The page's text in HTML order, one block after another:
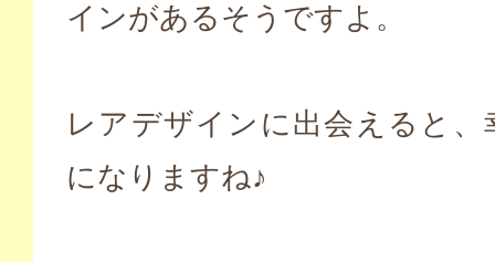
インがあるそうですよ。
レアデザインに出会えると、
になりますね♪